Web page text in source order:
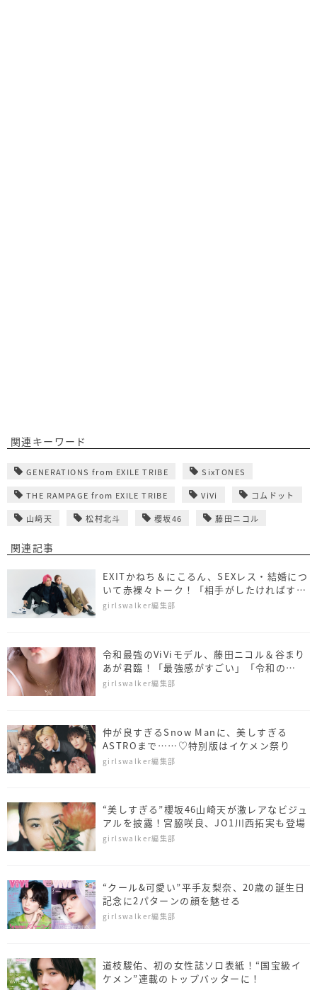
関連キーワード
GENERATIONS from EXILE TRIBE SixTONES
THE RAMPAGE from EXILE TRIBE ViVi コムドット
山﨑天 松村北斗 櫻坂46 藤田ニコル
関連記事
EXITかねち＆にこるん、SEXレス・結婚につ
いて赤裸々トーク！「相手がしたければする
よ〜」
girlswalker編集部
令和最強のViViモデル、藤田ニコル＆谷まり
あが君臨！「最強感がすごい」「令和の
ViVi」
girlswalker編集部
仲が良すぎるSnow Manに、美しすぎる
ASTROまで……♡特別版はイケメン祭り
girlswalker編集部
“美しすぎる”櫻坂46山崎天が激レアなビジュ
アルを披露！宮脇咲良、JO1川西拓実も登場
girlswalker編集部
“クール&可愛い”平手友梨奈、20歳の誕生日
記念に2パターンの顔を魅せる
girlswalker編集部
道枝駿佑、初の女性誌ソロ表紙！“国宝級イ
ケメン”連載のトップバッターに！